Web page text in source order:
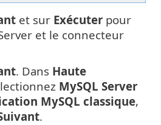
et sur Exécuter pour
et le connecteur
. Dans Haute
MySQL Server
MySQL classique,
.